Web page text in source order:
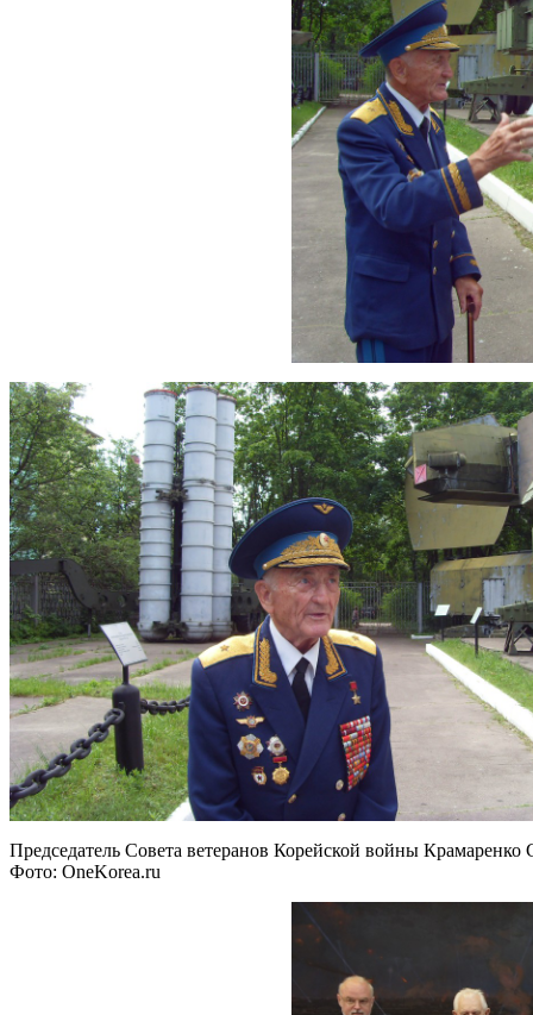
Председатель Совета ветеранов Корейской войны
Фото: OneKorea.ru